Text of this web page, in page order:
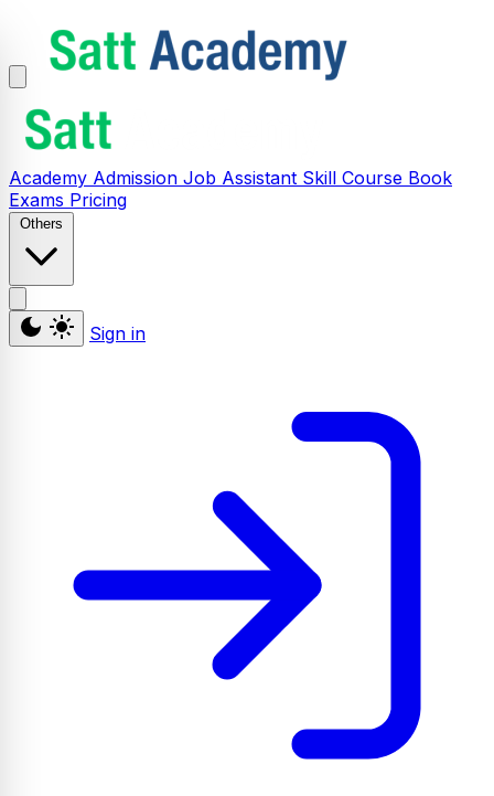
Academy Admission Job Assistant Skill Course Book
Exams Pricing
Others
Sign in